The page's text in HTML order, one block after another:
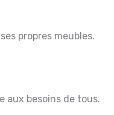
propres meubles.
aux besoins de tous.